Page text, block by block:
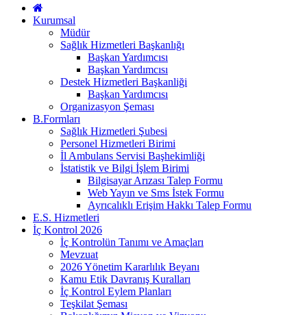
Kurumsal
Müdür
Sağlık Hizmetleri Başkanlığı
Başkan Yardımcısı
Başkan Yardımcısı
Destek Hizmetleri Başkanliği
Başkan Yardımcısı
Organizasyon Şeması
B.Formları
Sağlık Hizmetleri Şubesi
Personel Hizmetleri Birimi
İl Ambulans Servisi Başhekimliği
İstatistik ve Bilgi İşlem Birimi
Bilgisayar Arızası Talep Formu
Web Yayın ve Sms İstek Formu
Ayrıcalıklı Erişim Hakkı Talep Formu
E.S. Hizmetleri
İç Kontrol 2026
İç Kontrolün Tanımı ve Amaçları
Mevzuat
2026 Yönetim Kararlılık Beyanı
Kamu Etik Davranış Kuralları
İç Kontrol Eylem Planları
Teşkilat Şeması